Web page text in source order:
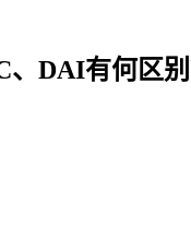
、DAI有何区